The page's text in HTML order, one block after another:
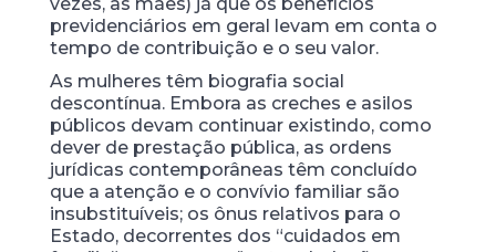
previdenciários em geral levam em conta o
tempo de contribuição e o seu valor.
As mulheres têm biografia social
descontínua. Embora as creches e asilos
públicos devam continuar existindo, como
dever de prestação pública, as ordens
jurídicas contemporâneas têm concluído
que a atenção e o convívio familiar são
insubstituíveis; os ônus relativos para o
Estado, decorrentes dos “cuidados em